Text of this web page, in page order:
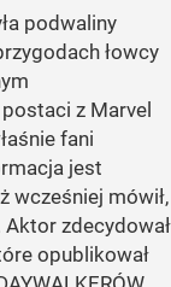
podwaliny
łowcy
z Marvel
fani
jest
wcześniej mówił,
zdecydował
opublikował